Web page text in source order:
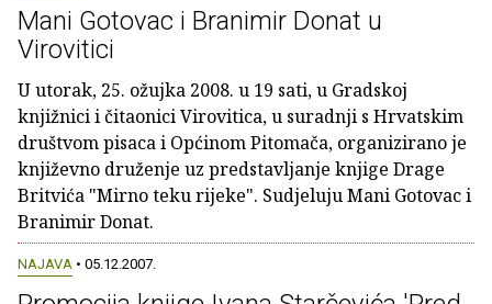
Mani Gotovac i Branimir Donat u
Virovitici
U utorak, 25. ožujka 2008. u 19 sati, u Gradskoj
knjižnici i čitaonici Virovitica, u suradnji s Hrvatskim
društvom pisaca i Općinom Pitomača, organizirano je
književno druženje uz predstavljanje knjige Drage
Britvića "Mirno teku rijeke". Sudjeluju Mani Gotovac i
Branimir Donat.
NAJAVA • 05.12.2007.